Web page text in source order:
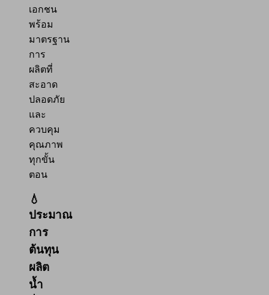
เอกชน
พร้อม
มาตรฐาน
การ
ผลิตที่
สะอาด
ปลอดภัย
และ
ควบคุม
คุณภาพ
ทุกขั้น
ตอน
💧
ประมาณ
การ
ต้นทุน
ผลิต
น้ำ